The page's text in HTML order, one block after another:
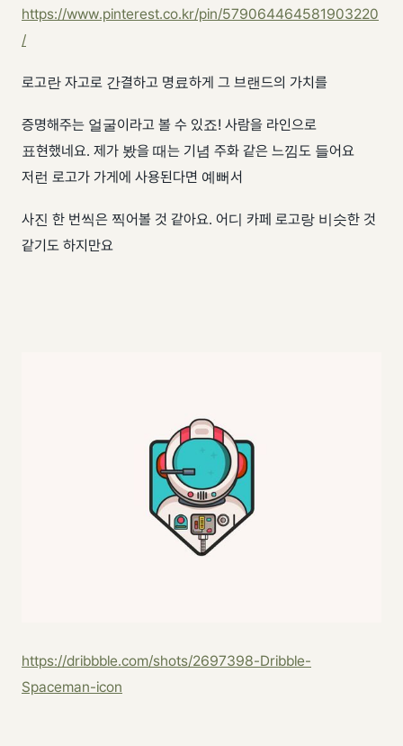
https://www.pinterest.co.kr/pin/579064464581903220
/
​ 로고란 자고로 간결하고 명료하게 그 브랜드의 가치를
증명해주는 얼굴이라고 볼 수 있죠! 사람을 라인으로
표현했네요. 제가 봤을 때는 기념 주화 같은 느낌도 들어요
저런 로고가 가게에 사용된다면 예뻐서
사진 한 번씩은 찍어볼 것 같아요. 어디 카페 로고랑 비슷한 것
같기도 하지만요
https://dribbble.com/shots/2697398-Dribble-
Spaceman-icon